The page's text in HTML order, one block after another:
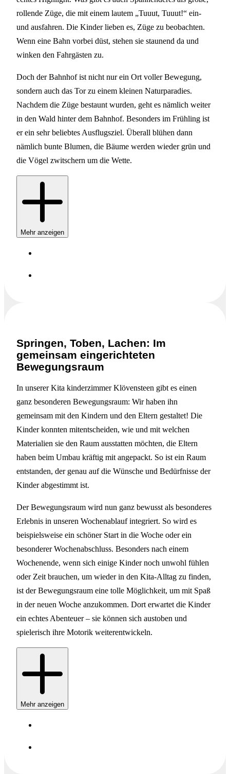
rollende Züge, die mit einem lautem „Tuuut, Tuuut!“ ein-
und ausfahren. Die Kinder lieben es, Züge zu beobachten.
Wenn eine Bahn vorbei düst, stehen sie staunend da und
winken den Fahrgästen zu.
Doch der Bahnhof ist nicht nur ein Ort voller Bewegung,
sondern auch das Tor zu einem kleinen Naturparadies.
Nachdem die Züge bestaunt wurden, geht es nämlich weiter
in den Wald hinter dem Bahnhof. Besonders im Frühling ist
er ein sehr beliebtes Ausflugsziel. Überall blühen dann
nämlich bunte Blumen, die Bäume werden wieder grün und
die Vögel zwitschern um die Wette.
Mehr anzeigen
Springen, Toben, Lachen: Im
gemeinsam eingerichteten
Bewegungsraum
In unserer Kita kinderzimmer Klövensteen gibt es einen
ganz besonderen Bewegungsraum: Wir haben ihn
gemeinsam mit den Kindern und den Eltern gestaltet! Die
Kinder konnten mitentscheiden, wie und mit welchen
Materialien sie den Raum ausstatten möchten, die Eltern
haben beim Umbau kräftig mit angepackt. So ist ein Raum
entstanden, der genau auf die Wünsche und Bedürfnisse der
Kinder abgestimmt ist.
Der Bewegungsraum wird nun ganz bewusst als besonderes
Erlebnis in unseren Wochenablauf integriert. So wird es
beispielsweise ein schöner Start in die Woche oder ein
besonderer Wochenabschluss. Besonders nach einem
Wochenende, wenn sich einige Kinder noch unwohl fühlen
oder Zeit brauchen, um wieder in den Kita-Alltag zu finden,
ist der Bewegungsraum eine tolle Möglichkeit, um mit Spaß
in der neuen Woche anzukommen. Dort erwartet die Kinder
ein echtes Abenteuer – sie können sich austoben und
spielerisch ihre Motorik weiterentwickeln.
Mehr anzeigen